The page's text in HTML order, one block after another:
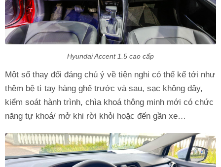
Hyundai Accent 1.5 cao cấp
Một số thay đổi đáng chú ý về tiện nghi có thể kể tới như
thêm bệ tì tay hàng ghế trước và sau, sạc không dây,
kiểm soát hành trình, chìa khoá thông minh mới có chức
năng tự khoá/ mở khi rời khỏi hoặc đến gần xe…